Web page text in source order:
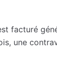
facturé
une